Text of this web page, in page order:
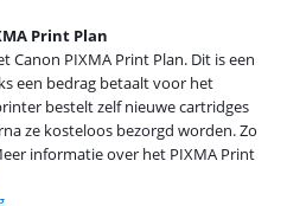
Print Plan
Canon PIXMA Print Plan. Dit is een
een bedrag betaalt voor het
bestelt zelf nieuwe cartridges
ze kosteloos bezorgd worden. Zo
informatie over het PIXMA Print